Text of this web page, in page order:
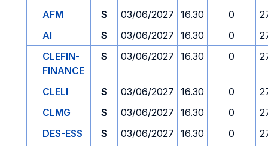
AFM
S 03/06/2027 16.30 0
AI
S 03/06/2027 16.30 0
CLEFIN-
FINANCE
S 03/06/2027 16.30 0
CLELI S 03/06/2027 16.30 0
CLMG
S 03/06/2027 16.30 0
DES-ESS
S 03/06/2027 16.30 0